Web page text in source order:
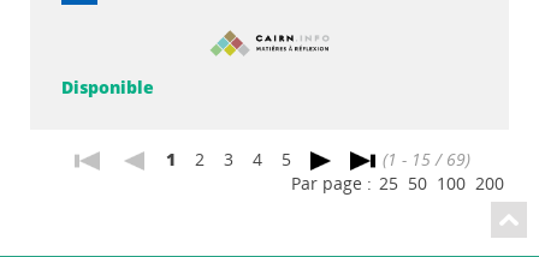
Disponible
1 2 3 4 5
(1 - 15 / 69)
Par page : 25 50 100 200